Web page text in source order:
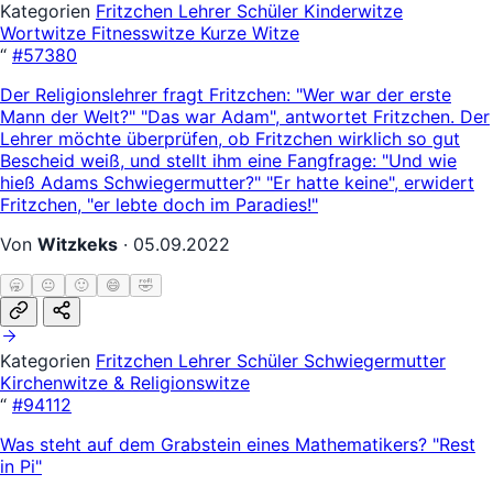
Kategorien Fritzchen Lehrer Schüler Kinderwitze
Wortwitze Fitnesswitze Kurze Witze
“ #57380
Der Religionslehrer fragt Fritzchen: "Wer war der erste
Mann der Welt?" "Das war Adam", antwortet Fritzchen. Der
Lehrer möchte überprüfen, ob Fritzchen wirklich so gut
Bescheid weiß, und stellt ihm eine Fangfrage: "Und wie
hieß Adams Schwiegermutter?" "Er hatte keine", erwidert
Fritzchen, "er lebte doch im Paradies!"
Von Witzkeks · 05.09.2022
🥱 😐 🙂 😄 🤣
Kategorien Fritzchen Lehrer Schüler Schwiegermutter
Kirchenwitze & Religionswitze
“ #94112
Was steht auf dem Grabstein eines Mathematikers? "Rest
in Pi"